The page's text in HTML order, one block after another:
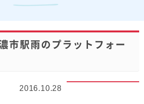
駅雨のプラットフォー
2016.10.28